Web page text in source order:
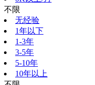
不限
无经验
1年以下
1-3年
3-5年
5-10年
10年以上